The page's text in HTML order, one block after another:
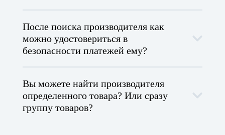
После поиска производителя как
можно удостовериться в
безопасности платежей ему?
Вы можете найти производителя
определенного товара? Или сразу
группу товаров?